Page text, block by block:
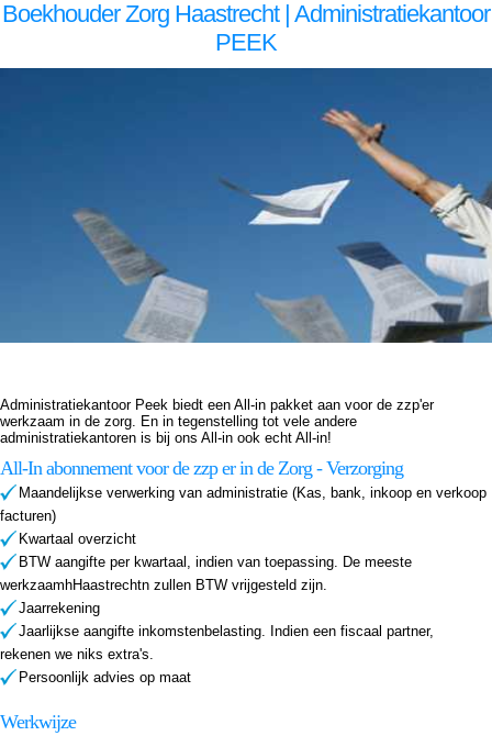
Boekhouder Zorg Haastrecht | Administratiekantoor
PEEK
Administratiekantoor Peek biedt een All-in pakket aan voor de zzp'er
werkzaam in de zorg. En in tegenstelling tot vele andere
administratiekantoren is bij ons All-in ook echt All-in!
All-In abonnement voor de zzp er in de Zorg - Verzorging
Maandelijkse verwerking van administratie (Kas, bank, inkoop en verkoop
facturen)
Kwartaal overzicht
BTW aangifte per kwartaal, indien van toepassing. De meeste
werkzaamhHaastrechtn zullen BTW vrijgesteld zijn.
Jaarrekening
Jaarlijkse aangifte inkomstenbelasting. Indien een fiscaal partner,
rekenen we niks extra's.
Persoonlijk advies op maat
Werkwijze